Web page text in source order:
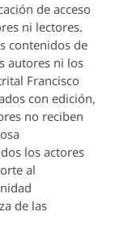
de acceso
ni lectores.
contenidos de
autores ni los
Francisco
con edición,
no reciben
los actores
al
de las